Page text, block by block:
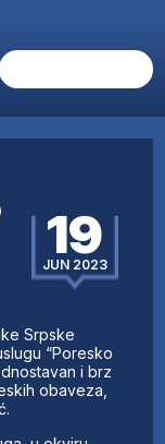
19
JUN 2023
Srpske
“Poresko
i brz
obaveza,